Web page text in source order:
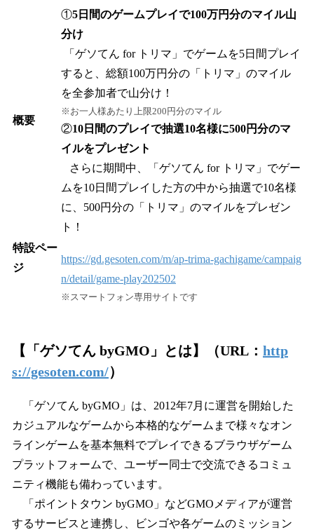
概要
①5日間のゲームプレイで100万円分のマイル山
分け
「ゲソてん for トリマ」でゲームを5日間プレイ
すると、総額100万円分の「トリマ」のマイル
を全参加者で山分け！
※お一人様あたり上限200円分のマイル
②10日間のプレイで抽選10名様に500円分のマ
イルをプレゼント
さらに期間中、「ゲソてん for トリマ」でゲー
ムを10日間プレイした方の中から抽選で10名様
に、500円分の「トリマ」のマイルをプレゼン
ト！
特設ペー
ジ
https://gd.gesoten.com/m/ap-trima-gachigame/campaig
n/detail/game-play202502
※スマートフォン専用サイトです
【「ゲソてん byGMO」とは】（URL： http
s://gesoten.com/）
「ゲソてん byGMO」は、2012年7月に運営を開始した
カジュアルなゲームから本格的なゲームまで様々なオン
ラインゲームを基本無料でプレイできるブラウザゲーム
プラットフォームで、ユーザー同士で交流できるコミュ
ニティ機能も備わっています。
「ポイントタウン byGMO」などGMOメディアが運営
するサービスと連携し、ビンゴや各ゲームのミッション